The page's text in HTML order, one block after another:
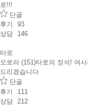
로!!!
단골
후기
93
상담
146
타로
오로라 (151)타로의 정석! 여
드리겠습니다
단골
후기
111
상담
212